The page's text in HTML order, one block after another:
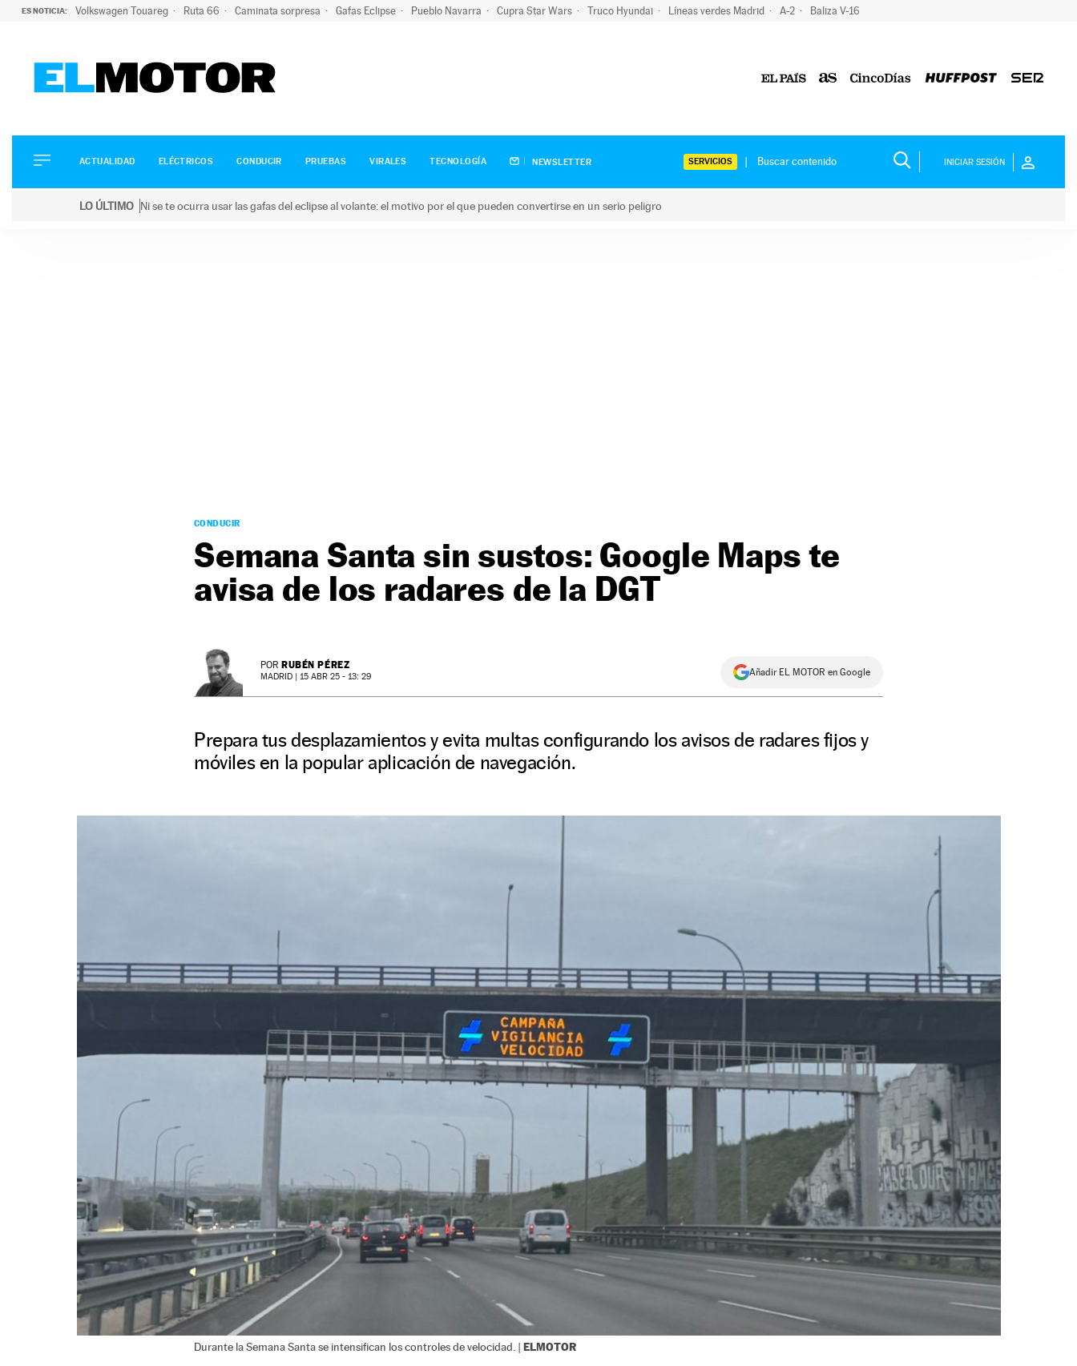
ES NOTICIA: Volkswagen Touareg Ruta 66 Caminata sorpresa Gafas Eclipse Pueblo Navarra Cupra Star Wars Truco Hyundai Líneas verdes Madrid A-2 Baliza V-16
ELÉCTRICOS
CONDUCIR
ACTUALIDAD ELÉCTRICOS CONDUCIR PRUEBAS VIRALES TECNOLOGÍA NEWSLETTER SERVICIOS INICIAR SESIÓN
LO ÚLTIMO Ni se te ocurra usar las gafas del eclipse al volante: el motivo por el que pueden convertirse en un serio peligro
CONDUCIR
Semana Santa sin sustos: Google Maps te
avisa de los radares de la DGT
POR RUBÉN PÉREZ
MADRID | 15 ABR 25 - 13: 29 Añadir EL MOTOR en Google
Prepara tus desplazamientos y evita multas configurando los avisos de radares fijos y
móviles en la popular aplicación de navegación.
Durante la Semana Santa se intensifican los controles de velocidad. | ELMOTOR